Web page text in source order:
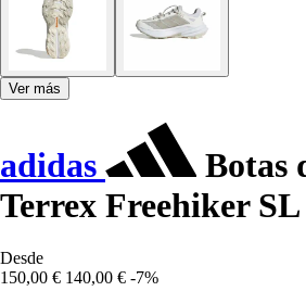
Ver más
adidas
Botas
Terrex Freehiker SL
Desde
150,00 € 140,00 € -7%